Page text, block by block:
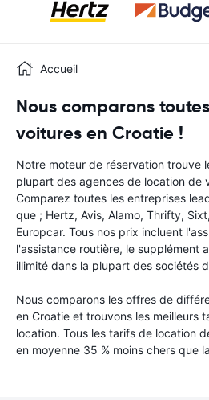
Accueil
Nous comparons
voitures en Croatie !
Notre moteur de réservation trouve
plupart des agences de location de
Comparez toutes les entreprises
que ; Hertz, Avis, Alamo, Thrifty,
Europcar. Tous nos prix incluent
l'assistance routière, le supplément
illimité dans la plupart des sociétés
Nous comparons les offres de
en Croatie et trouvons les meilleurs
location. Tous les tarifs de location
en moyenne 35 % moins chers que